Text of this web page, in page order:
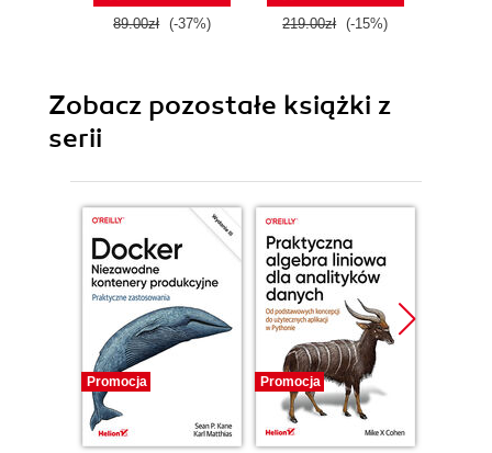
89.00zł (-37%) 219.00zł (-15%)
Zobacz pozostałe książki z
serii
Promocja Promocja